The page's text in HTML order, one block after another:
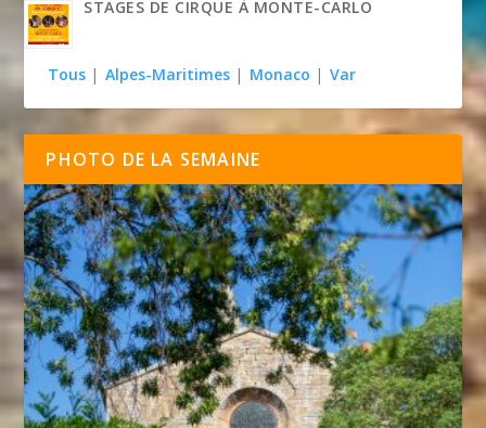
STAGES DE CIRQUE À MONTE-CARLO
Tous | Alpes-Maritimes | Monaco | Var
PHOTO DE LA SEMAINE